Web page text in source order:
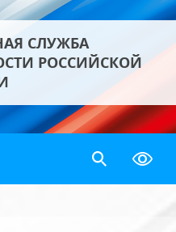
СЛУЖБА
РОССИЙСКОЙ